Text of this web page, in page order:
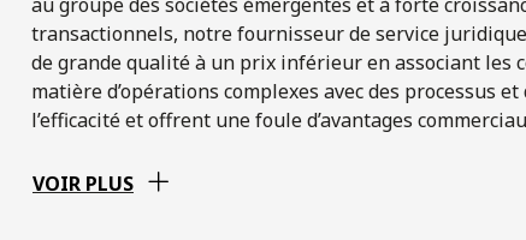
transactionnels, notre fournisseur de service
de grande qualité à un prix inférieur en associant les
matière d’opérations complexes avec des processus
l’efficacité et offrent une foule d’avantages
VOIR PLUS